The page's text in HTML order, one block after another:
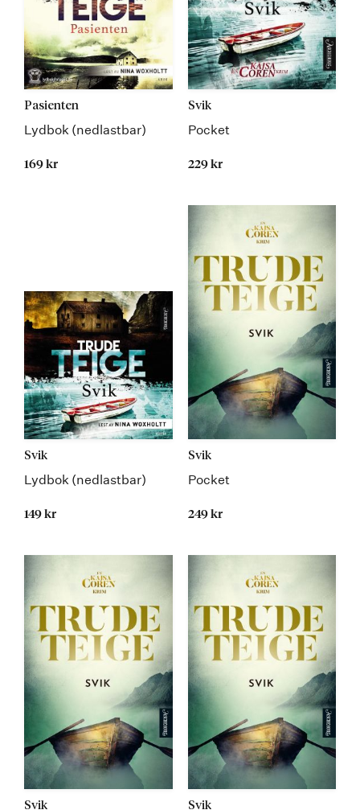
Pasienten
Lydbok (nedlastbar)
169 kr
Svik
Pocket
229 kr
Svik
Lydbok (nedlastbar)
149 kr
Svik
Pocket
249 kr
Svik Svik